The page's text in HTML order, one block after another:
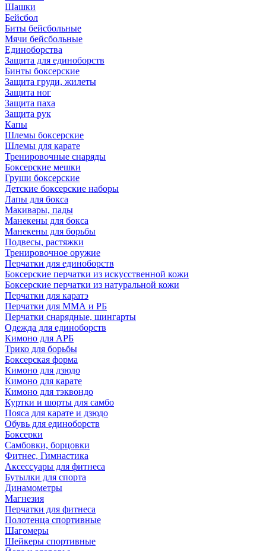
Шашки
Бейсбол
Биты бейсбольные
Мячи бейсбольные
Единоборства
Защита для единоборств
Бинты боксерские
Защита груди, жилеты
Защита ног
Защита паха
Защита рук
Капы
Шлемы боксерские
Шлемы для карате
Тренировочные снаряды
Боксерские мешки
Груши боксерские
Детские боксерские наборы
Лапы для бокса
Макивары, пады
Манекены для бокса
Манекены для борьбы
Подвесы, растяжки
Тренировочное оружие
Перчатки для единоборств
Боксерские перчатки из искусственной кожи
Боксерские перчатки из натуральной кожи
Перчатки для каратэ
Перчатки для ММА и РБ
Перчатки снарядные, шингарты
Одежда для единоборств
Кимоно для АРБ
Трико для борьбы
Боксерская форма
Кимоно для дзюдо
Кимоно для карате
Кимоно для тэквондо
Куртки и шорты для самбо
Пояса для карате и дзюдо
Обувь для единоборств
Боксерки
Самбовки, борцовки
Фитнес, Гимнастика
Аксессуары для фитнеса
Бутылки для спорта
Динамометры
Магнезия
Перчатки для фитнеса
Полотенца спортивные
Шагомеры
Шейкеры спортивные